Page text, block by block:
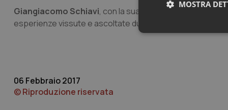
Giangiacomo Schiavi, con la sua grande sensibilità
esperienze vissute e ascoltate durante la sua lunga
06 Febbraio 2017
© Riproduzione riservata
MOSTRA